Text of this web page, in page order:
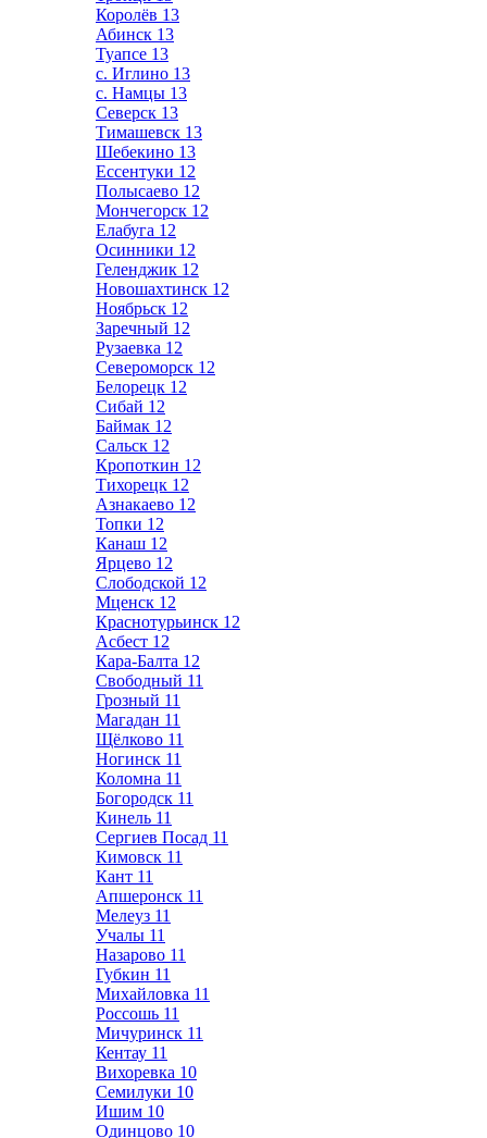
Королёв 13
Абинск 13
Туапсе 13
с. Иглино 13
с. Намцы 13
Северск 13
Тимашевск 13
Шебекино 13
Ессентуки 12
Полысаево 12
Мончегорск 12
Елабуга 12
Осинники 12
Геленджик 12
Новошахтинск 12
Ноябрьск 12
Заречный 12
Рузаевка 12
Североморск 12
Белорецк 12
Сибай 12
Баймак 12
Сальск 12
Кропоткин 12
Тихорецк 12
Азнакаево 12
Топки 12
Канаш 12
Ярцево 12
Слободской 12
Мценск 12
Краснотурьинск 12
Асбест 12
Кара-Балта 12
Свободный 11
Грозный 11
Магадан 11
Щёлково 11
Ногинск 11
Коломна 11
Богородск 11
Кинель 11
Сергиев Посад 11
Кимовск 11
Кант 11
Апшеронск 11
Мелеуз 11
Учалы 11
Назарово 11
Губкин 11
Михайловка 11
Россошь 11
Мичуринск 11
Кентау 11
Вихоревка 10
Семилуки 10
Ишим 10
Одинцово 10